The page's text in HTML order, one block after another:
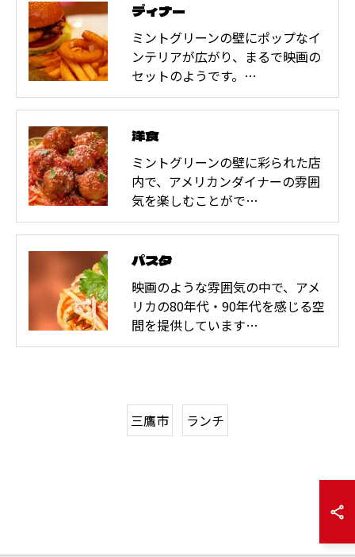
ディナー
ミントグリーンの壁にポップなイ
ンテリアが広がり、まるで映画の
セットのようです。…
洋食
ミントグリーンの壁に彩られた店
内で、アメリカンダイナーの雰囲
気を楽しむことがで…
パスタ
映画のような雰囲気の中で、アメ
リカの80年代・90年代を感じる空
間を提供しています…
三鷹市 ランチ